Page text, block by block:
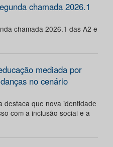
chamada 2026.1
chamada 2026.1 das A2 e
mediada por
no cenário
destaca que nova identidade
com a inclusão social e a